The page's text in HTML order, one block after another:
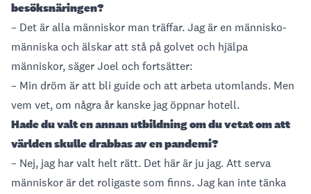
besöksnäringen?
– Det är alla människor man träffar. Jag är en människo-
människa och älskar att stå på golvet och hjälpa
människor, säger Joel och fortsätter:
– Min dröm är att bli guide och att arbeta utomlands. Men
vem vet, om några år kanske jag öppnar hotell.
Hade du valt en annan utbildning om du vetat om att
världen skulle drabbas av en pandemi?
– Nej, jag har valt helt rätt. Det här är ju jag. Att serva
människor är det roligaste som finns. Jag kan inte tänka